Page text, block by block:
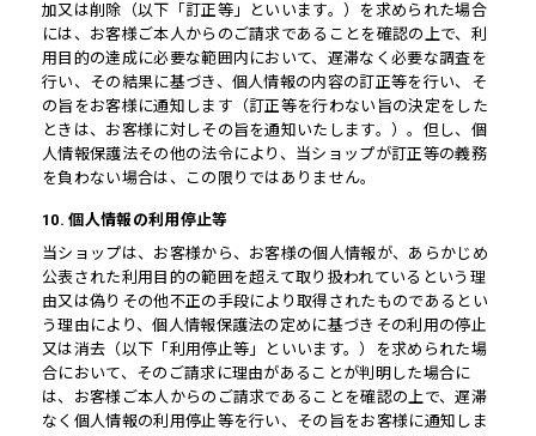
加又は削除（以下「訂正等」といいます。）を求められた場合
には、お客様ご本人からのご請求であることを確認の上で、利
用目的の達成に必要な範囲内において、遅滞なく必要な調査を
行い、その結果に基づき、個人情報の内容の訂正等を行い、そ
の旨をお客様に通知します（訂正等を行わない旨の決定をした
ときは、お客様に対しその旨を通知いたします。）。但し、個
人情報保護法その他の法令により、当ショップが訂正等の義務
を負わない場合は、この限りではありません。
10. 個人情報の利用停止等
当ショップは、お客様から、お客様の個人情報が、あらかじめ
公表された利用目的の範囲を超えて取り扱われているという理
由又は偽りその他不正の手段により取得されたものであるとい
う理由により、個人情報保護法の定めに基づきその利用の停止
又は消去（以下「利用停止等」といいます。）を求められた場
合において、そのご請求に理由があることが判明した場合に
は、お客様ご本人からのご請求であることを確認の上で、遅滞
なく個人情報の利用停止等を行い、その旨をお客様に通知しま